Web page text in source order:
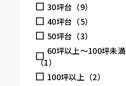
30坪台（9）
40坪台（5）
50坪台（3）
60坪以上～100坪未満
（1）
100坪以上（2）